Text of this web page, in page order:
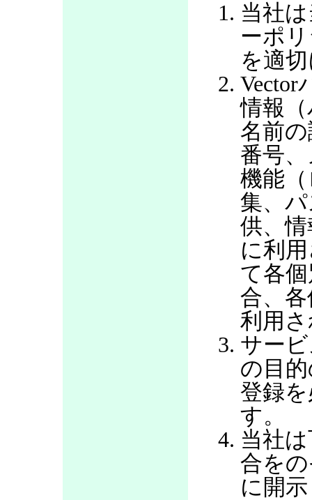
当社
ーポ
を適
Vector
情報
名前
番号
機能
集、
供、
に利
て各
合、
利用
サー
の目
登録
す。
当社
合を
に開